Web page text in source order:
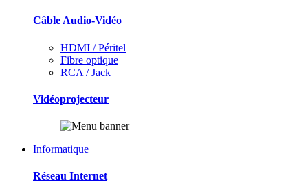
Câble Audio-Vidéo
HDMI / Péritel
Fibre optique
RCA / Jack
Vidéoprojecteur
Informatique
Réseau Internet